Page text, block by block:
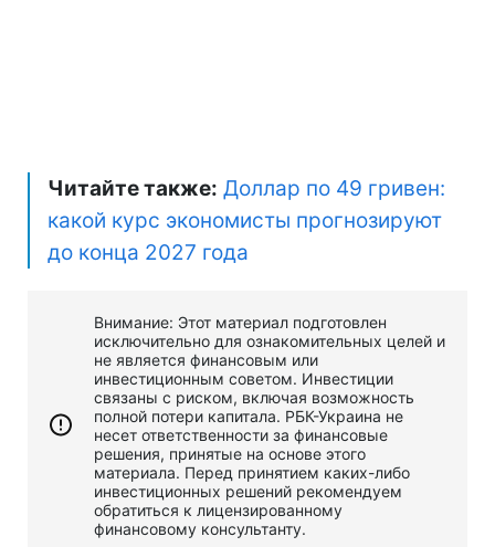
Читайте также: Доллар по 49 гривен:
какой курс экономисты прогнозируют
до конца 2027 года
Внимание: Этот материал подготовлен
исключительно для ознакомительных целей и
не является финансовым или
инвестиционным советом. Инвестиции
связаны с риском, включая возможность
полной потери капитала. РБК-Украина не
несет ответственности за финансовые
решения, принятые на основе этого
материала. Перед принятием каких-либо
инвестиционных решений рекомендуем
обратиться к лицензированному
финансовому консультанту.